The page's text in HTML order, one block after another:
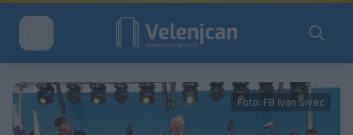
Foto: FB Ivan Sivec